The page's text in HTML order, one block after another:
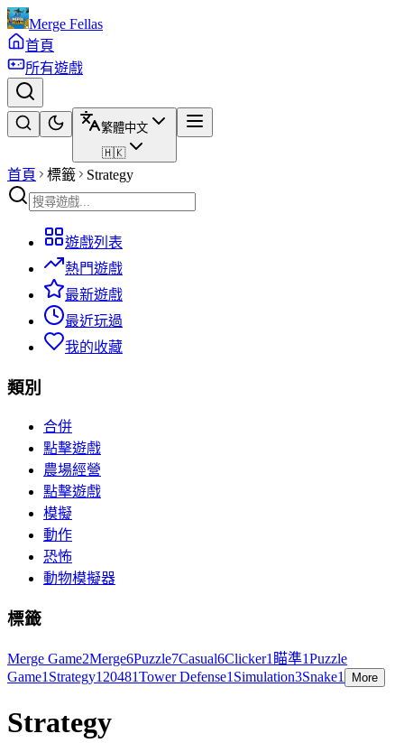
Merge Fellas
首頁
所有遊戲
繁體中文
🇭🇰
首頁 標籤 Strategy
遊戲列表
熱門遊戲
最新遊戲
最近玩過
我的收藏
類別
合併
點擊遊戲
農場經營
點擊遊戲
模擬
動作
恐怖
動物模擬器
標籤
Merge Game2Merge6Puzzle7Casual6Clicker1 瞄準1Puzzle
Game1 Strategy1 20481Tower Defense1 Simulation3Snake1 More
Strategy